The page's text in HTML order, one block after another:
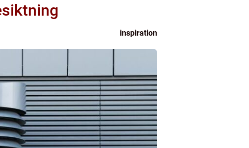
inspiration